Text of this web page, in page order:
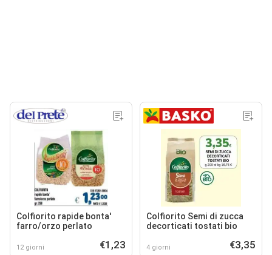
Colfiorito rapide bonta'
farro/orzo perlato
12 giorni €1,23
Colfiorito Semi di zucca
decorticati tostati bio
4 giorni €3,35